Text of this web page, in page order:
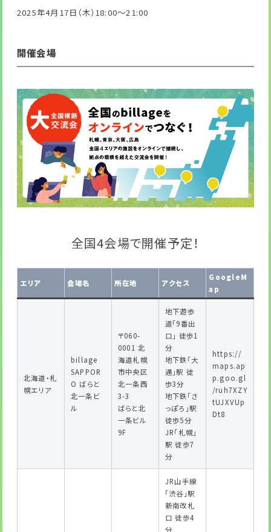
2025年4月17日（木）18:00～21:00
開催会場
全国4会場で開催予定！
エリア 会場名 所在地 アクセス
GoogleM
ap
北海道・札
幌エリア
billage
SAPPOR
O ばらと
北一条ビ
ル
〒060-
0001 北
海道札幌
市中央区
北一条西
3-3
ばらと北
一条ビル
9F
地下遊歩
道「9番出
口」 徒歩1
分
地下鉄「大
通」駅 徒
歩3分
地下鉄「さ
っぽろ」駅
徒歩5分
JR「札幌」
駅 徒歩7
分
https://
maps.ap
p.goo.gl
/ruh7XZY
tUJXVUp
Dt8
JR山手線
「渋谷」駅
新南改札
口 徒歩4
分